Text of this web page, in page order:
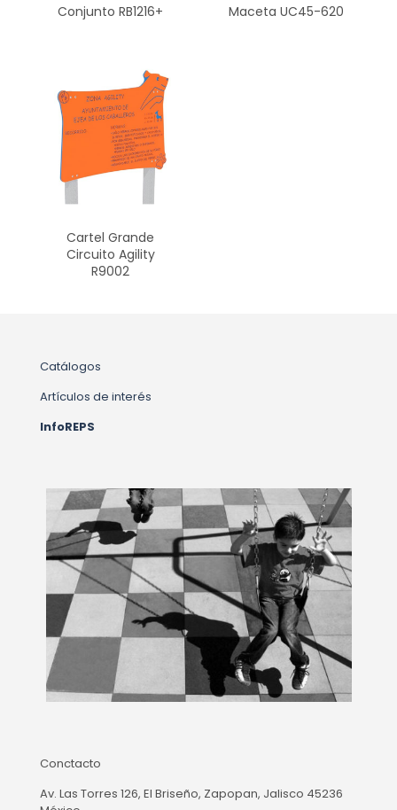
Conjunto RB1216+ Maceta UC45-620
Cartel Grande
Circuito Agility
R9002
Catálogos
Artículos de interés
InfoREPS
Conctacto
Av. Las Torres 126, El Briseño, Zapopan, Jalisco 45236